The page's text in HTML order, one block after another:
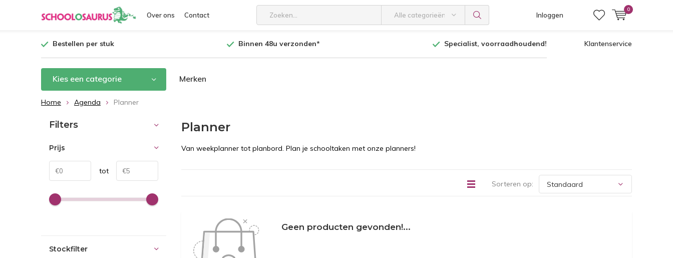
Over ons Contact Alle categorieën Inloggen
0
Bestellen per stuk Binnen 48u verzonden* Specialist, voorraadhoudend! Klantenservice
Kies een categorie Merken
Home Agenda Planner
Planner
Van weekplanner tot planbord. Plan je schooltaken met onze planners!
Sorteren op:
Geen producten gevonden!...
Filters
Prijs
tot
Stockfilter